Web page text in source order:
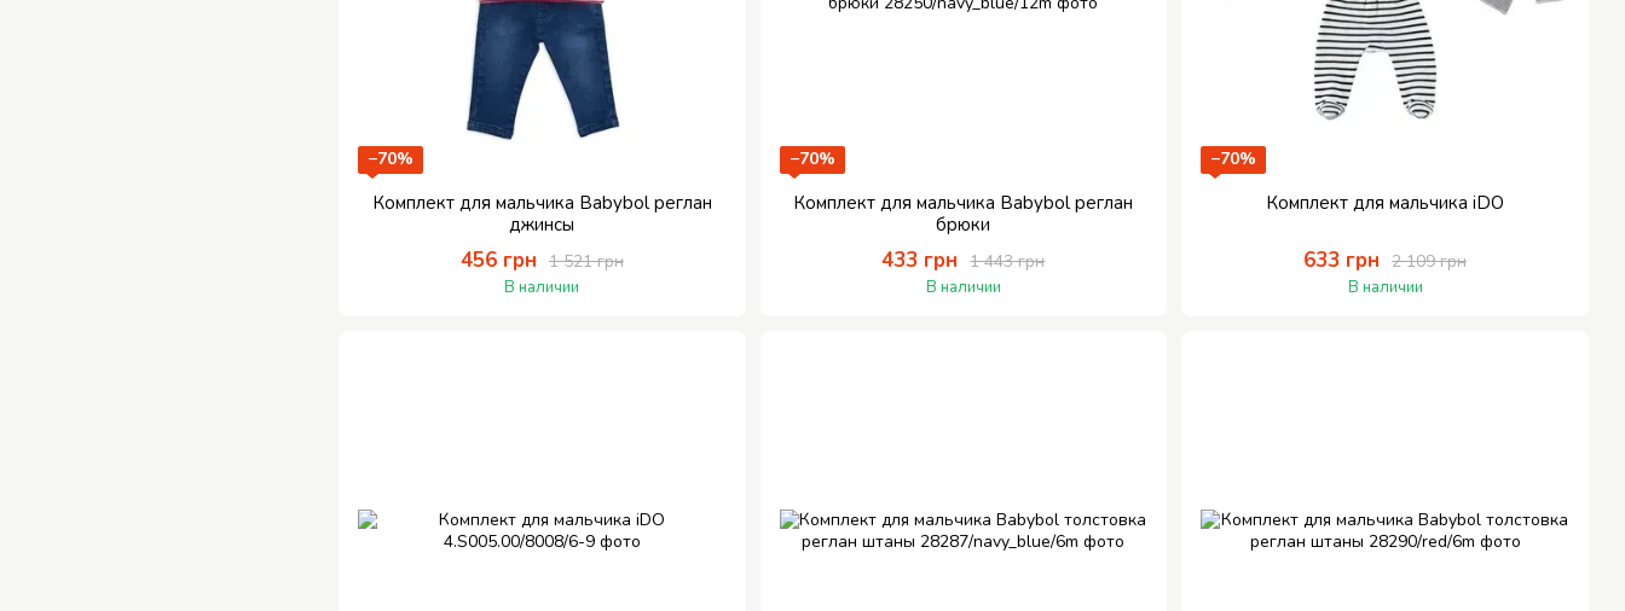
−70%
Комплект для мальчика Babybol реглан
джинсы
1 521 грн
456 грн
В наличии
−70%
Комплект для мальчика Babybol реглан
брюки
1 443 грн
433 грн
В наличии
−70%
Комплект для мальчика iDO
2 109 грн
633 грн
В наличии